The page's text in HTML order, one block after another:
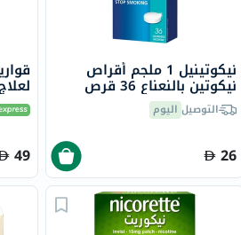
نيكوتينيل 1 ملجم أقراص
نيكوتين بالنعناع 36 قرص
التوصيل اليوم
26
49